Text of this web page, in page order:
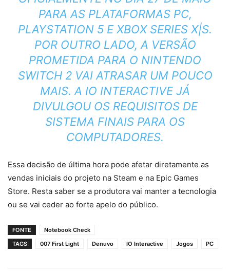
PARA AS PLATAFORMAS PC,
PLAYSTATION 5 E XBOX SERIES X|S.
POR OUTRO LADO, A VERSÃO
PROMETIDA PARA O NINTENDO
SWITCH 2 VAI ATRASAR UM POUCO
MAIS. A IO INTERACTIVE JÁ
DIVULGOU OS REQUISITOS DE
SISTEMA FINAIS PARA OS
COMPUTADORES.
Essa decisão de última hora pode afetar diretamente as
vendas iniciais do projeto na Steam e na Epic Games
Store. Resta saber se a produtora vai manter a tecnologia
ou se vai ceder ao forte apelo do público.
FONTE
Notebook Check
TAGS
007 First Light Denuvo IO Interactive Jogos PC